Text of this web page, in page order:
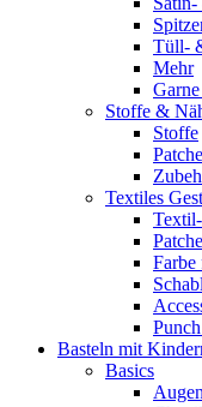
Tüll-
Mehr
Stoffe &
Stoffe
Textiles
Farbe
Basteln mit
Basics